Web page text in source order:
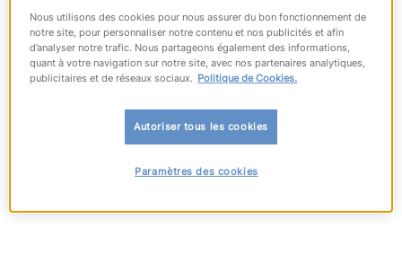
Partager sur :
Publié le 16 juin 2011
Nous utilisons des cookies pour nous assurer du bon fonctionnement de
notre site, pour personnaliser notre contenu et nos publicités et afin
d’analyser notre trafic. Nous partageons également des informations,
quant à votre navigation sur notre site, avec nos partenaires analytiques,
publicitaires et de réseaux sociaux. Politique de Cookies.
Autoriser tous les cookies
Paramètres des cookies